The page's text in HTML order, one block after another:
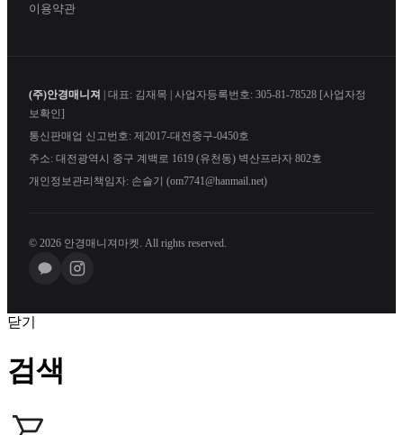
이용약관
(주)안경매니져 | 대표: 김재목 | 사업자등록번호: 305-81-78528 [사업자정
보확인]
통신판매업 신고번호: 제2017-대전중구-0450호
주소: 대전광역시 중구 계백로 1619 (유천동) 벽산프라자 802호
개인정보관리책임자: 손슬기 (om7741@hanmail.net)
© 2026 안경매니져마켓. All rights reserved.
닫기
검색